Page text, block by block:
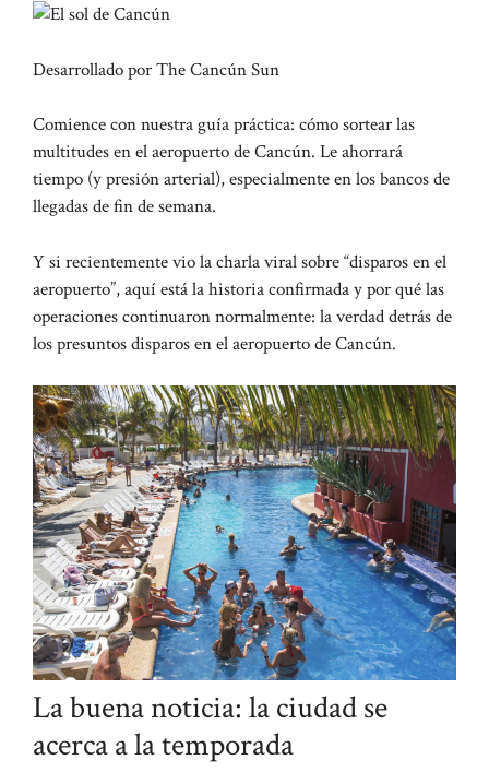
Desarrollado por The Cancún Sun
Comience con nuestra guía práctica: cómo sortear las
multitudes en el aeropuerto de Cancún. Le ahorrará
tiempo (y presión arterial), especialmente en los bancos de
llegadas de fin de semana.
Y si recientemente vio la charla viral sobre “disparos en el
aeropuerto”, aquí está la historia confirmada y por qué las
operaciones continuaron normalmente: la verdad detrás de
los presuntos disparos en el aeropuerto de Cancún.
La buena noticia: la ciudad se
acerca a la temporada